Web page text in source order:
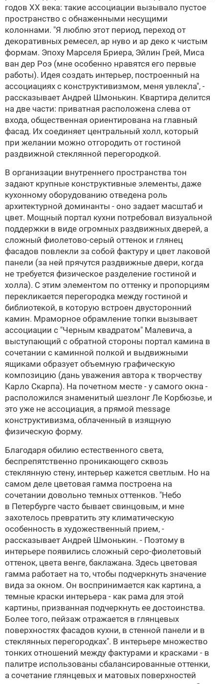
годов ХХ века: такие ассоциации вызывало пустое
пространство с обнаженными несущими
колоннами. "Я люблю этот период, переход от
декоративных ремесел, ар нуво и ар деко к чистым
формам. Эпоху Марселя Бриера, Эйлин Грей, Миса
ван дер Роэ (мне особенно нравятся его первые
работы). Идея создать интерьер, построенный на
ассоциациях с конструктивизмом, меня увлекла", -
рассказывает Андрей Шмонькин. Квартира делится
на две части: приватная расположена слева от
входа, общественная ориентирована на главный
фасад. Их соединяет центральный холл, который
при желании можно отгородить от гостиной
раздвижной стеклянной перегородкой.
В организации внутреннего пространства тон
задают крупные конструктивные элементы, даже
кухонному оборудованию отведена роль
архитектурной доминанты - оно задает масштаб и
цвет. Мощный портал кухни потребовал визуальной
поддержки в виде огромных раздвижных дверей, а
сложный фиолетово-серый оттенок и глянец
фасадов повлекли за собой фактуру и цвет лаковой
панели (за ней прячутся раздвижные двери, когда
не требуется физическое разделение гостиной и
холла). C этим элементом по оттенку и пропорциям
перекликается перегородка между гостиной и
библиотекой, в которую встроен двусторонний
камин. Мраморное обрамление топки вызывает
ассоциации с "Черным квадратом" Малевича, а
выступающий с обратной стороны портал камина в
сочетании с каминной полкой и выдвижными
ящиками образует объемную графическую
композицию (дань уважения автора к творчеству
Карло Скарпа). На почетном месте - у самого окна -
расположился знаменитый шезлонг Ле Корбюзье, и
это уже не ассоциация, а прямой message
конструктивизма, облаченный в изящную
физическую форму.
Благодаря обилию естественного света,
беспрепятственно проникающего сквозь
стеклянную стену, интерьер кажется светлым. Но на
самом деле цветовая гамма построена на
сочетании довольно темных оттенков. "Небо
в Петербурге часто бывает свинцовым, и мне
захотелось превратить эту климатическую
особенность в художественный прием, -
рассказывает Андрей Шмонькин. - Поэтому в
интерьере появились сложный серо-фиолетовый
оттенок, цвета венге, баклажана. Здесь цветовая
гамма работает на то, чтобы подчеркнуть значение
вида за окном. Он воспринимается как картина, а
темные краски интерьера - как рама для этой
картины, призванная подчеркнуть ее достоинства.
Более того, пейзаж отражается в глянцевых
поверхностях фасадов кухни, в стенной панели и в
стеклянных перегородках". В интерьере множество
тонких отношений между фактурами и красками - в
палитре использованы сбалансированные оттенки,
а сочетание глянцевых и матовых поверхностей